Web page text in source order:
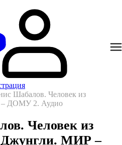
Шабалов. Человек из
– ДОМУ 2. Аудио
Человек из
Джунгли. МИР –